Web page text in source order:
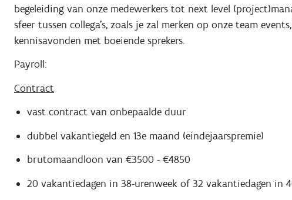
begeleiding van onze medewerkers tot next level
sfeer tussen collega's, zoals je zal merken op onze team
kennisavonden met boeiende sprekers.
Payroll:
Contract
vast contract van onbepaalde duur
dubbel vakantiegeld en 13e maand (eindejaarspremie)
brutomaandloon van €3500 - €4850
20 vakantiedagen in 38-urenweek of 32 vakantiedagen in